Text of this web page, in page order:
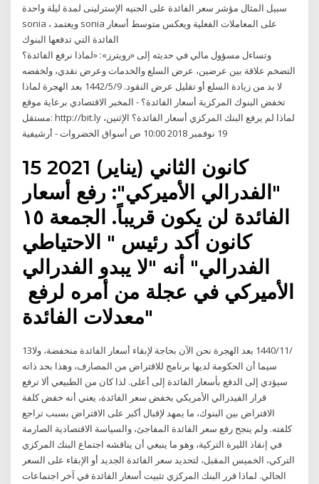
سبيل المثال مؤشر سعر الفائدة على الجنيه الإسترلينى لمدة ليلة واحدة
sonia ، ويعتمد sonia على المعاملات الفعلية ويعكس متوسط أسعار
الفائدة التي تدفعها البنوك
وتساءل مسؤول مالي في حديثه إلى «رويترز»: «لماذا نرفع الفائدة؟
التضخم علاقة بين عرضين، عرض السلع والخدمات وعرض نقدي، ولخفضه
لا بد من زيادة السلع أو تقليل عرض النقود. 9‏‏/5‏‏/1442 بعد الهجرة لماذا
تخفض البنوك المركزية أسعار الفائدة؟ - المخبر الاقتصادي برعاية موقع
مستقل: http://bit.ly لماذا لم يرفع البنك المركزي أسعار الفائدة؟ الإثنين،
19 نوفمبر 2018 10:00 ص أسواق الخضروات - أرشيفية
15 كانون الثاني (يناير) 2021
"الفدرالي الأميركي": رفع أسعار
الفائدة لن يكون قريباً. الجمعة ١٥
كانون أكد رئيس " ​الاحتياطي
الفدرالي​" أنه "لا يبدو الفدرالي
الأميركي في عجلة من أمره لرفع ​
معدلات الفائدة​"
13‏‏/11‏‏/1440 بعد الهجرة نحن الآن بحاجة لإبقاء أسعار الفائدة منخفضة، ولا
سيما أن الحكومة لديها برنامج للاقتراض من المصارف، وهذا بحد ذاته
سيؤدي إلى الدفع بأسعار الفائدة إلى أعلى. لذا كان من الطبيعي ألا ترفع
قرار الفيدرالي الأمريكي بخفض سعر الفائدة، يعني أنه خفض كلفة
الاقتراض بين البنوك، ما يمهد لإقبال أكبر على الاقتراض بسبب تراجع
كلفته. ولم ينجح رفع سعر الفائدة المفاجئ، والسياسة الاقتصادية الصارمة
في إنقاذ الليرة التركية، وهو ما ينبغي أن يناقشه اجتماع البنك المركزي
التركي، الخميس المقبل، لتحديد سعر الفائدة الجديد أو الإبقاء على السعر
الحالي. لماذا قرر البنك المركزي تثبيت أسعار الفائدة في آخر اجتماعات